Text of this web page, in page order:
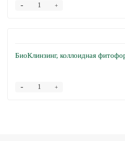
+
-
БиоКлинзинг, коллоидная
+
-